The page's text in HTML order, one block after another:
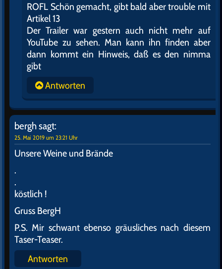
ROFL Schön gemacht, gibt bald aber trouble mit
Artikel 13
Der Trailer war gestern auch nicht mehr auf
YouTube zu sehen. Man kann ihn finden aber
dann kommt ein Hinweis, daß es den nimma
gibt
Antworten
berghsagt:
25. Mai 2019 um 23:21 Uhr
Unsere Weine und Brände
.
.
köstlich !
Gruss BergH
P.S. Mir schwant ebenso gräusliches nach diesem
Taser-Teaser.
Antworten